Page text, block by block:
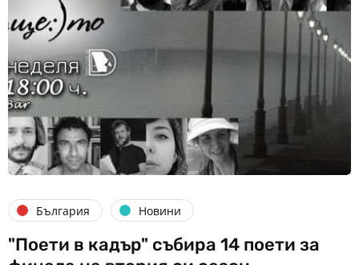
България Новини
"Поети в кадър" събира 14 поети за